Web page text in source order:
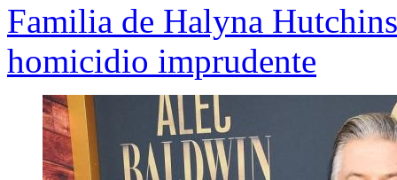
Familia de Halyna
homicidio imprudente